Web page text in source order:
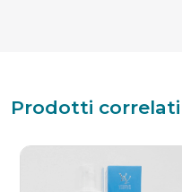
Prodotti